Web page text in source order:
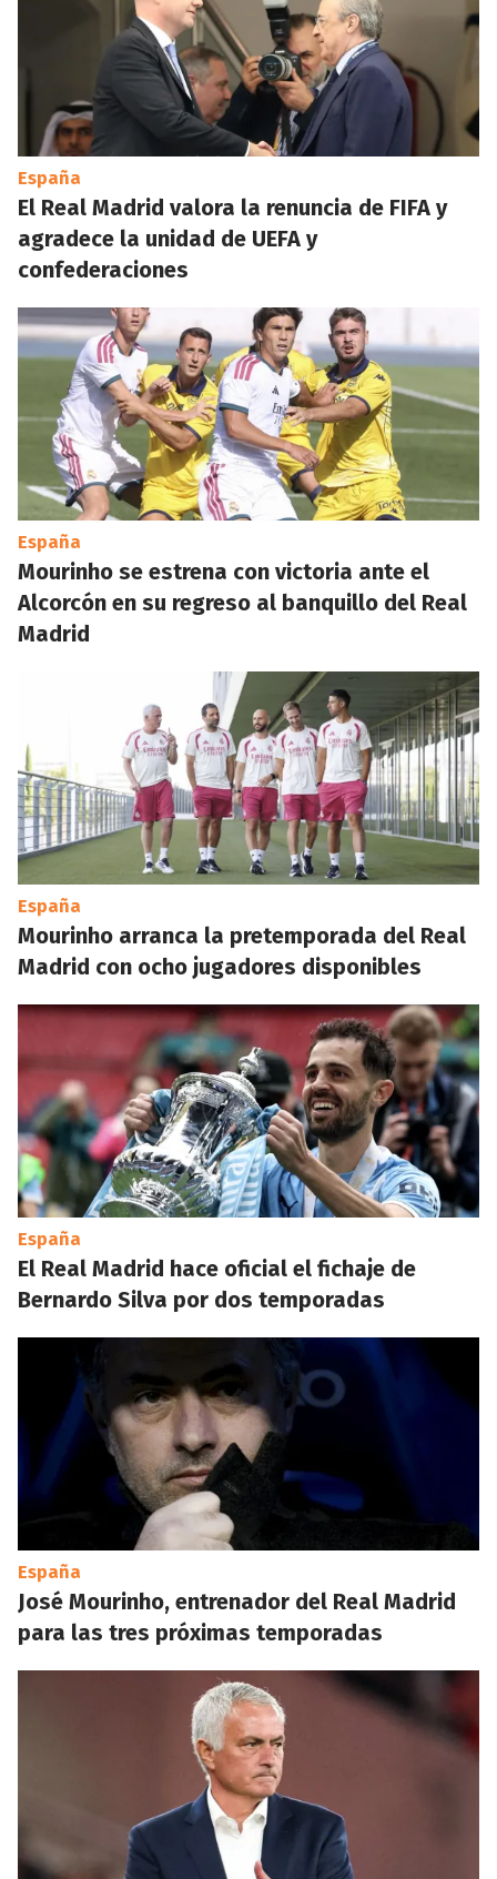
España
El Real Madrid valora la renuncia de FIFA y
agradece la unidad de UEFA y
confederaciones
España
Mourinho se estrena con victoria ante el
Alcorcón en su regreso al banquillo del Real
Madrid
España
Mourinho arranca la pretemporada del Real
Madrid con ocho jugadores disponibles
España
El Real Madrid hace oficial el fichaje de
Bernardo Silva por dos temporadas
España
José Mourinho, entrenador del Real Madrid
para las tres próximas temporadas